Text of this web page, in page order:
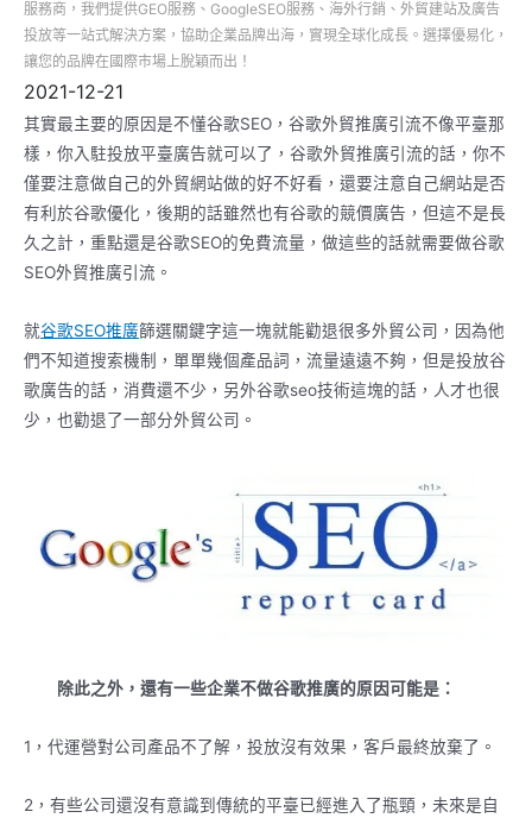
服務商，我們提供GEO服務、GoogleSEO服務、海外行銷、外貿建站及廣告
投放等一站式解決方案，協助企業品牌出海，實現全球化成長。選擇優易化，
讓您的品牌在國際市場上脫穎而出！
2021-12-21
其實最主要的原因是不懂谷歌SEO，谷歌外貿推廣引流不像平臺那
樣，你入駐投放平臺廣告就可以了，谷歌外貿推廣引流的話，你不
僅要注意做自己的外貿網站做的好不好看，還要注意自己網站是否
有利於谷歌優化，後期的話雖然也有谷歌的競價廣告，但這不是長
久之計，重點還是谷歌SEO的免費流量，做這些的話就需要做谷歌
SEO外貿推廣引流。
就谷歌SEO推廣篩選關鍵字這一塊就能勸退很多外貿公司，因為他
們不知道搜索機制，單單幾個產品詞，流量遠遠不夠，但是投放谷
歌廣告的話，消費還不少，另外谷歌seo技術這塊的話，人才也很
少，也勸退了一部分外貿公司。
除此之外，還有一些企業不做谷歌推廣的原因可能是：
1，代運營對公司產品不了解，投放沒有效果，客戶最終放棄了。
2，有些公司還沒有意識到傳統的平臺已經進入了瓶頸，未來是自